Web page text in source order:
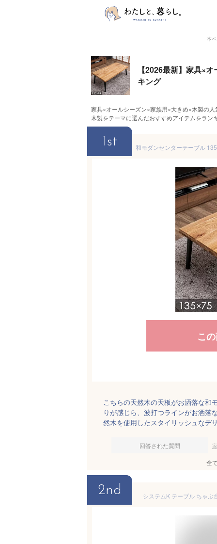
本
【2026最新】家具×
キング
家具×オールシーズン×家族用×大きめ×木製の
木製をテーマに選んだおすすめアイテムをラ
1st
こ
こちらの天然木の天板がお洒落な和
りが感じら、波打つラインがお洒落
然木を使用したスタイリッシュなデ
回答された質問
全
2nd システムK テーブル ちゃ